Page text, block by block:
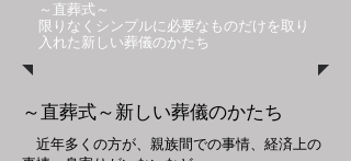
​～直葬式～
限りなくシンプルに必要なものだけを取り
入れた 新しい葬儀のかたち
​～直葬式～新しい葬儀のかたち
近年多くの方が、親族間での事情、経済上の